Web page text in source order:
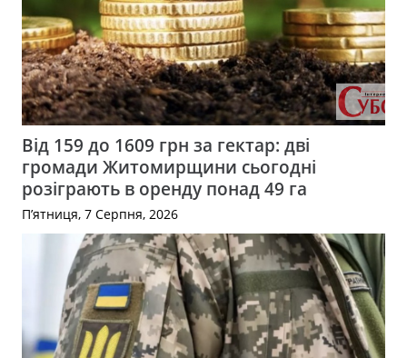
Від 159 до 1609 грн за гектар: дві
громади Житомирщини сьогодні
розіграють в оренду понад 49 га
П’ятниця, 7 Серпня, 2026